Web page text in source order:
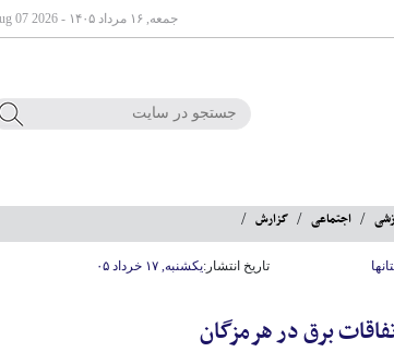
جمعه, ۱۶ مرداد ۱۴۰۵ - Aug 07 2026
اجتماعی گزارش
تاریخ انتشار:یکشنبه, ۱۷ خرداد ۰۵
برق در هرمزگان